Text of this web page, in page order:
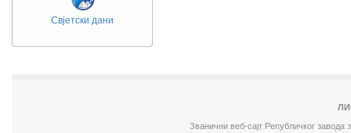
Свјетски дани
Званични веб-сајт Републичког